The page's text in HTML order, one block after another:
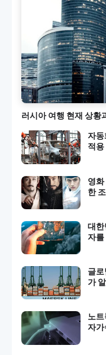
러시아 여행 현재 상
자동
적용
영
한
대한
자를
글
가
노
자가